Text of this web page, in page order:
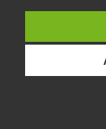
Predigt
34 am